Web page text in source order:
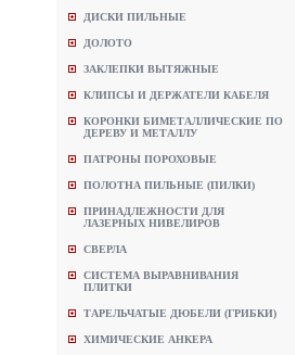
ДИСКИ ПИЛЬНЫЕ
ДОЛОТО
ЗАКЛЕПКИ ВЫТЯЖНЫЕ
КЛИПСЫ И ДЕРЖАТЕЛИ КАБЕЛЯ
КОРОНКИ БИМЕТАЛЛИЧЕСКИЕ ПО
ДЕРЕВУ И МЕТАЛЛУ
ПАТРОНЫ ПОРОХОВЫЕ
ПОЛОТНА ПИЛЬНЫЕ (ПИЛКИ)
ПРИНАДЛЕЖНОСТИ ДЛЯ
ЛАЗЕРНЫХ НИВЕЛИРОВ
СВЕРЛА
СИСТЕМА ВЫРАВНИВАНИЯ
ПЛИТКИ
ТАРЕЛЬЧАТЫЕ ДЮБЕЛИ (ГРИБКИ)
ХИМИЧЕСКИЕ АНКЕРА